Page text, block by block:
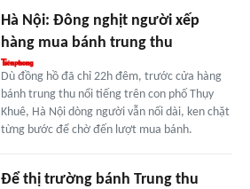
Hà Nội: Đông nghịt người xếp
hàng mua bánh trung thu
Dù đồng hồ đã chỉ 22h đêm, trước cửa hàng
bánh trung thu nổi tiếng trên con phố Thụy
Khuê, Hà Nội dòng người vẫn nối dài, ken chặt
từng bước để chờ đến lượt mua bánh.
Để thị trường bánh Trung thu